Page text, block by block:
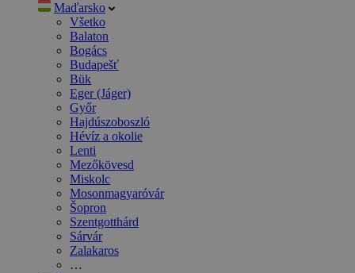
Maďarsko
Všetko
Balaton
Bogács
Budapešť
Bük
Eger (Jáger)
Győr
Hajdúszoboszló
Hévíz a okolie
Lenti
Mezőkövesd
Miskolc
Mosonmagyaróvár
Šopron
Szentgotthárd
Sárvár
Zalakaros
…